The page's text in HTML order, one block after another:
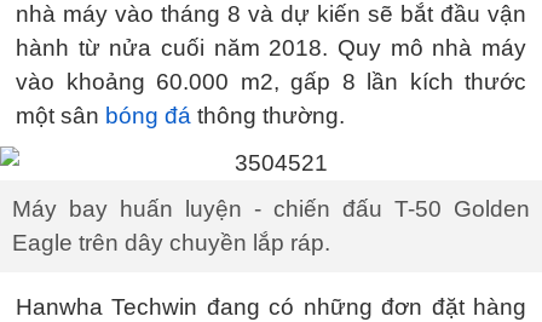
nhà máy vào tháng 8 và dự kiến sẽ bắt đầu vận
hành từ nửa cuối năm 2018. Quy mô nhà máy
vào khoảng 60.000 m2, gấp 8 lần kích thước
một sân bóng đá thông thường.
Máy bay huấn luyện - chiến đấu T-50 Golden
Eagle trên dây chuyền lắp ráp.
Hanwha Techwin đang có những đơn đặt hàng